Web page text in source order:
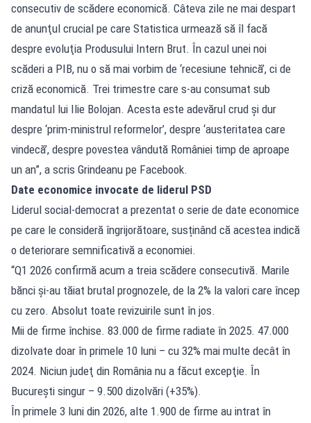
consecutiv de scădere economică. Câteva zile ne mai despart
de anunţul crucial pe care Statistica urmează să îl facă
despre evoluţia Produsului Intern Brut. În cazul unei noi
scăderi a PIB, nu o să mai vorbim de ‘recesiune tehnică’, ci de
criză economică. Trei trimestre care s-au consumat sub
mandatul lui Ilie Bolojan. Acesta este adevărul crud şi dur
despre ‘prim-ministrul reformelor’, despre ‘austeritatea care
vindecă’, despre povestea vândută României timp de aproape
un an”, a scris Grindeanu pe Facebook.
Date economice invocate de liderul PSD
Liderul social-democrat a prezentat o serie de date economice
pe care le consideră îngrijorătoare, susținând că acestea indică
o deteriorare semnificativă a economiei.
“Q1 2026 confirmă acum a treia scădere consecutivă. Marile
bănci şi-au tăiat brutal prognozele, de la 2% la valori care încep
cu zero. Absolut toate revizuirile sunt în jos.
Mii de firme închise. 83.000 de firme radiate în 2025. 47.000
dizolvate doar în primele 10 luni – cu 32% mai multe decât în
2024. Niciun judeţ din România nu a făcut excepţie. În
Bucureşti singur – 9.500 dizolvări (+35%).
În primele 3 luni din 2026, alte 1.900 de firme au intrat în